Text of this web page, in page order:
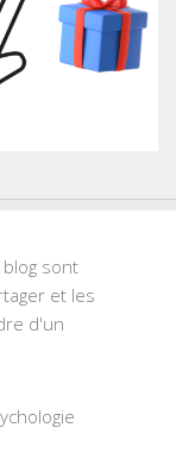
sont
et les
d'un